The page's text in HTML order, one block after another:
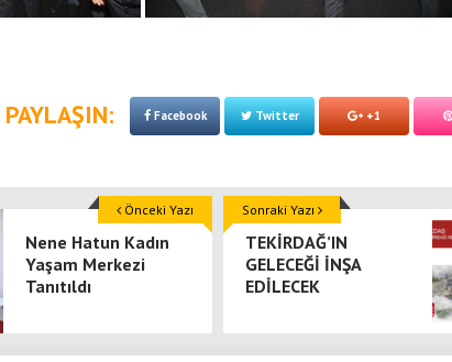
PAYLAŞIN: Facebook Twitter +1
Nene Hatun Kadın
Yaşam Merkezi
Tanıtıldı
Önceki Yazı
TEKİRDAĞ’IN
GELECEĞİ İNŞA
EDİLECEK
Sonraki Yazı